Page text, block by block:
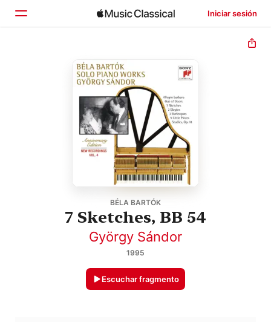
Iniciar sesión
BÉLA BARTÓK
7 Sketches, BB 54
György Sándor
1995
Escuchar fragmento